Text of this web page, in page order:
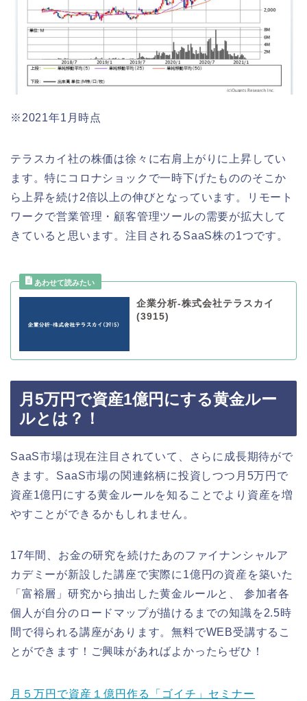
※2021年1月時点
テラスカイ社の株価は徐々に右肩上がりに上昇してい
ます。特にコロナショックで一時下げたもののそこか
ら上昇を続け2倍以上の伸びとなっています。リモート
ワークで営業管理・顧客管理ツールの需要が拡大して
きていると思います。注目されるSaaS株の1つです。
企業分析-株式会社テラスカイ
(3915)
月5万円で資産1億円にする黄金ルー
ルとは？！
SaaS市場は現在注目されていて、さらに成長期待がで
きます。SaaS市場の関連銘柄に投資しつつ月5万円で
資産1億円にする黄金ルールを知ることでより資産を増
やすことができるかもしれません。
17年間、お金の研究を続けたあのファイナンシャルア
カデミーが新設した講座で実際に1億円の資産を築いた
「富裕層」研究から抽出した黄金ルールと、 参加者各
個人が自分のロードマップが描けるまでの知識を2.5時
間で得られる講座があります。無料でWEB受講するこ
とができます！ご興味があればよかったらぜひ！
月５万円で資産１億円作る「ゴイチ」セミナー